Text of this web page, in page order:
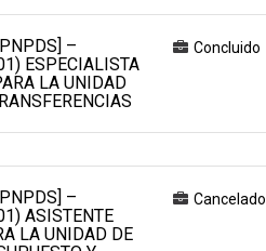
–
ESPECIALISTA
LA UNIDAD
Concluido
–
ASISTENTE
LA UNIDAD DE
Cancelado